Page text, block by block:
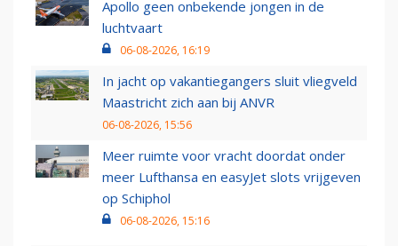
Apollo geen onbekende jongen in de
luchtvaart
06-08-2026, 16:19
In jacht op vakantiegangers sluit vliegveld
Maastricht zich aan bij ANVR
06-08-2026, 15:56
Meer ruimte voor vracht doordat onder
meer Lufthansa en easyJet slots vrijgeven
op Schiphol
06-08-2026, 15:16